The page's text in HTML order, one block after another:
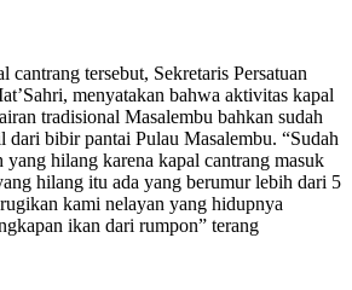
cantrang tersebut, Sekretaris Persatuan
menyatakan bahwa aktivitas kapal
tradisional Masalembu bahkan sudah
bibir pantai Pulau Masalembu. “Sudah
hilang karena kapal cantrang masuk
hilang itu ada yang berumur lebih dari 5
kami nelayan yang hidupnya
ikan dari rumpon” terang